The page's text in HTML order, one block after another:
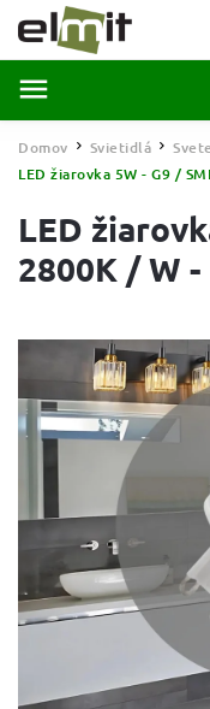
Domov / Svietidlá /
LED žiarovka 5W - G9 /
LED
2800K / W -